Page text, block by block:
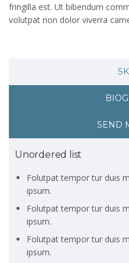
fringilla est. Ut bibendum
volutpat non dolor viverra
SEND
Unordered list
Folutpat tempor tur duis
ipsum.
Folutpat tempor tur duis
ipsum.
Folutpat tempor tur duis
ipsum.